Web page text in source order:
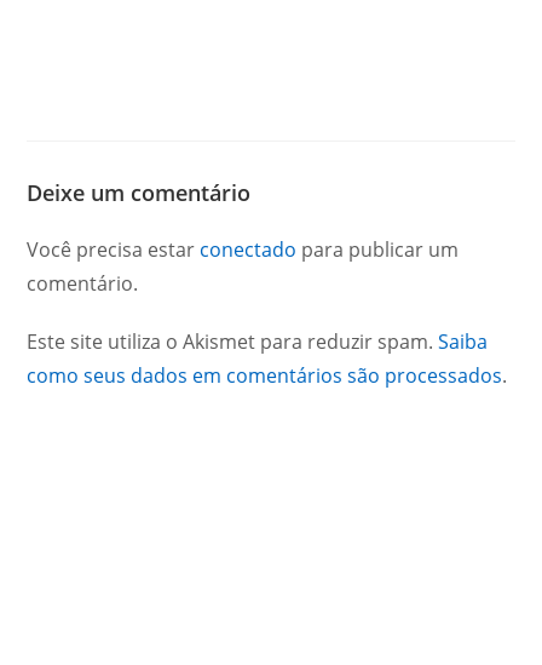
Deixe um comentário
Você precisa estar conectado para publicar um
comentário.
Este site utiliza o Akismet para reduzir spam.Saiba
como seus dados em comentários são processados.